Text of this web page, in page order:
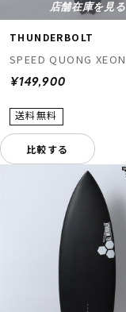
店舗在庫を見る
THUNDERBOLT
SPEED QUONG XEON
¥149,900
比較する